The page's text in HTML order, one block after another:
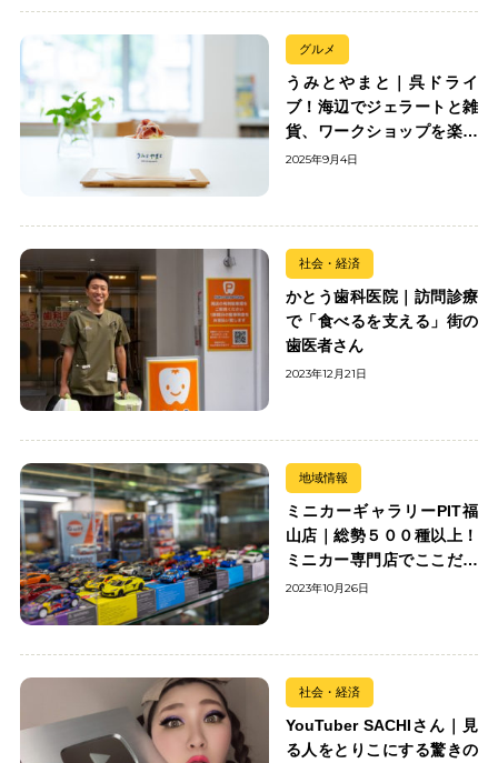
グルメ
うみとやまと｜呉ドライ
ブ！海辺でジェラートと雑
貨、ワークショップを楽し
む
2025年9月4日
社会・経済
かとう歯科医院｜訪問診療
で「食べるを支える」街の
歯医者さん
2023年12月21日
地域情報
ミニカーギャラリーPIT福
山店｜総勢５００種以上！
ミニカー専門店でここだけ
の出会いを楽しもう
2023年10月26日
社会・経済
YouTuber SACHIさん｜見
る人をとりこにする驚きの